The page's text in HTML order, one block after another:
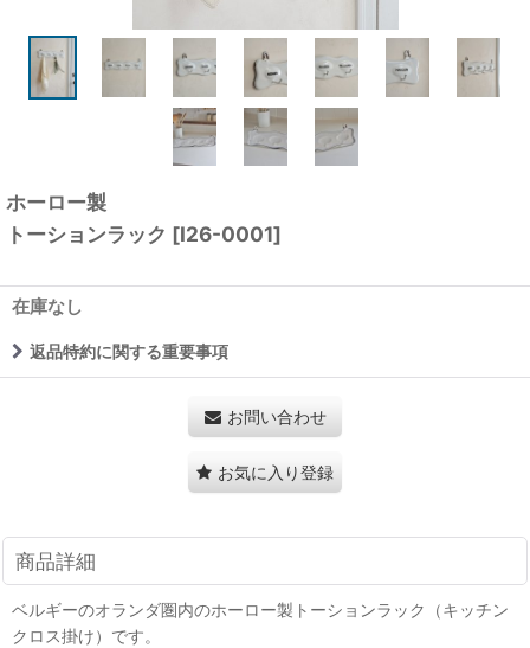
ホーロー製
トーションラック [I26-0001]
在庫なし
返品特約に関する重要事項
お問い合わせ
お気に入り登録
商品詳細
ベルギーのオランダ圏内のホーロー製トーションラック（キッチン
クロス掛け）です。